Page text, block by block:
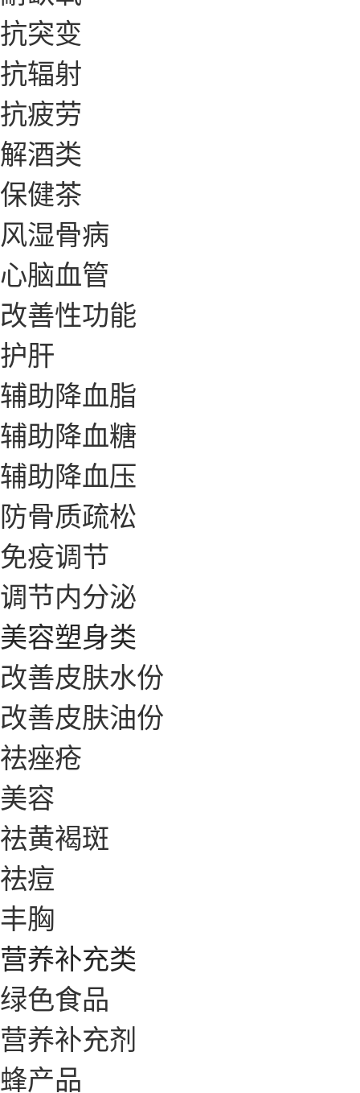
抗突变
抗辐射
抗疲劳
解酒类
保健茶
风湿骨病
心脑血管
改善性功能
护肝
辅助降血脂
辅助降血糖
辅助降血压
防骨质疏松
免疫调节
调节内分泌
美容塑身类
改善皮肤水份
改善皮肤油份
祛痤疮
美容
祛黄褐斑
祛痘
丰胸
营养补充类
绿色食品
营养补充剂
蜂产品